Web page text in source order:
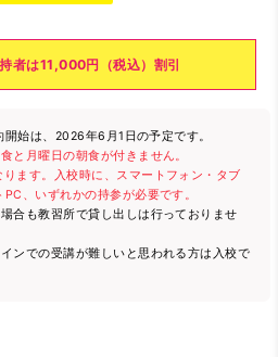
者は11,000円（税込）割引
始は、2026年6月1日の予定です。
と月曜日の朝食が付きません。
ます。入校時に、スマートフォン・タブ
、いずれかの持参が必要です。
合も教習所で貸し出しは行っておりませ
ンでの受講が難しいと思われる方は入校で